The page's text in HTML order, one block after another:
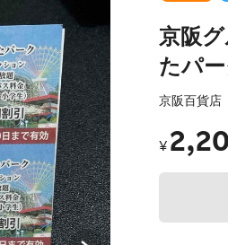
京阪
たパ
京阪百貨店
¥